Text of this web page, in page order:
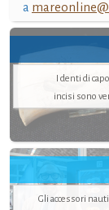
a
I denti di
incisi sono
Gli accessori